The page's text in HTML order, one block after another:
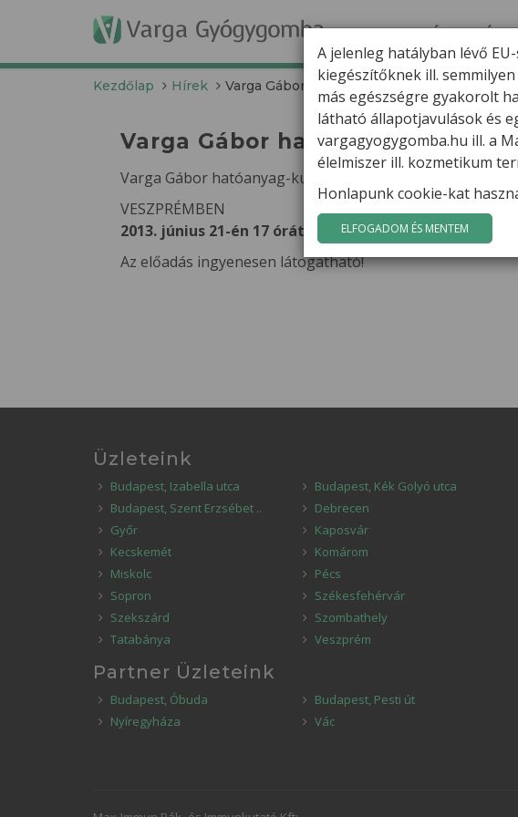
TERMÉKEK HÍREK
Kezdőlap Hírek Varga Gábor hatóanyag-kutató előadást
Varga Gábor hatóanyag-kutató
Varga Gábor hatóanyag-kutató ELŐADÁST tart
VESZPRÉMBEN
2013. június 21-én 17 órától
a Hotel Magister
Az előadás ingyenesen látogatható!
Üzleteink
Budapest, Izabella utca
Budapest, Kék Golyó utca
Budapest, Szent Erzsébet ..
Debrecen
Győr
Kaposvár
Kecskemét
Komárom
Miskolc
Pécs
Sopron
Székesfehérvár
Szekszárd
Szombathely
Tatabánya
Veszprém
Partner Üzleteink
Budapest, Óbuda
Budapest, Pesti út
Nyíregyháza
Vác
A jelenleg hatályban lévő
kiegészítőknek ill.
más egészségre gyakorolt
látható állapotjavulások és
vargagyogygomba.hu ill. a
élelmiszer ill. kozmetikum
Honlapunk cookie-kat
ELFOGADOM ÉS MENTEM